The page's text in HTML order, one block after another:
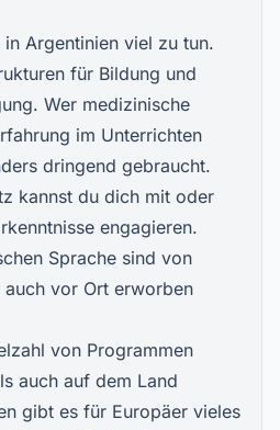
Argentinien viel zu tun.
für Bildung und
Wer medizinische
im Unterrichten
dringend gebraucht.
kannst du dich mit oder
engagieren.
Sprache sind von
vor Ort erworben
von Programmen
auch auf dem Land
gibt es für Europäer vieles